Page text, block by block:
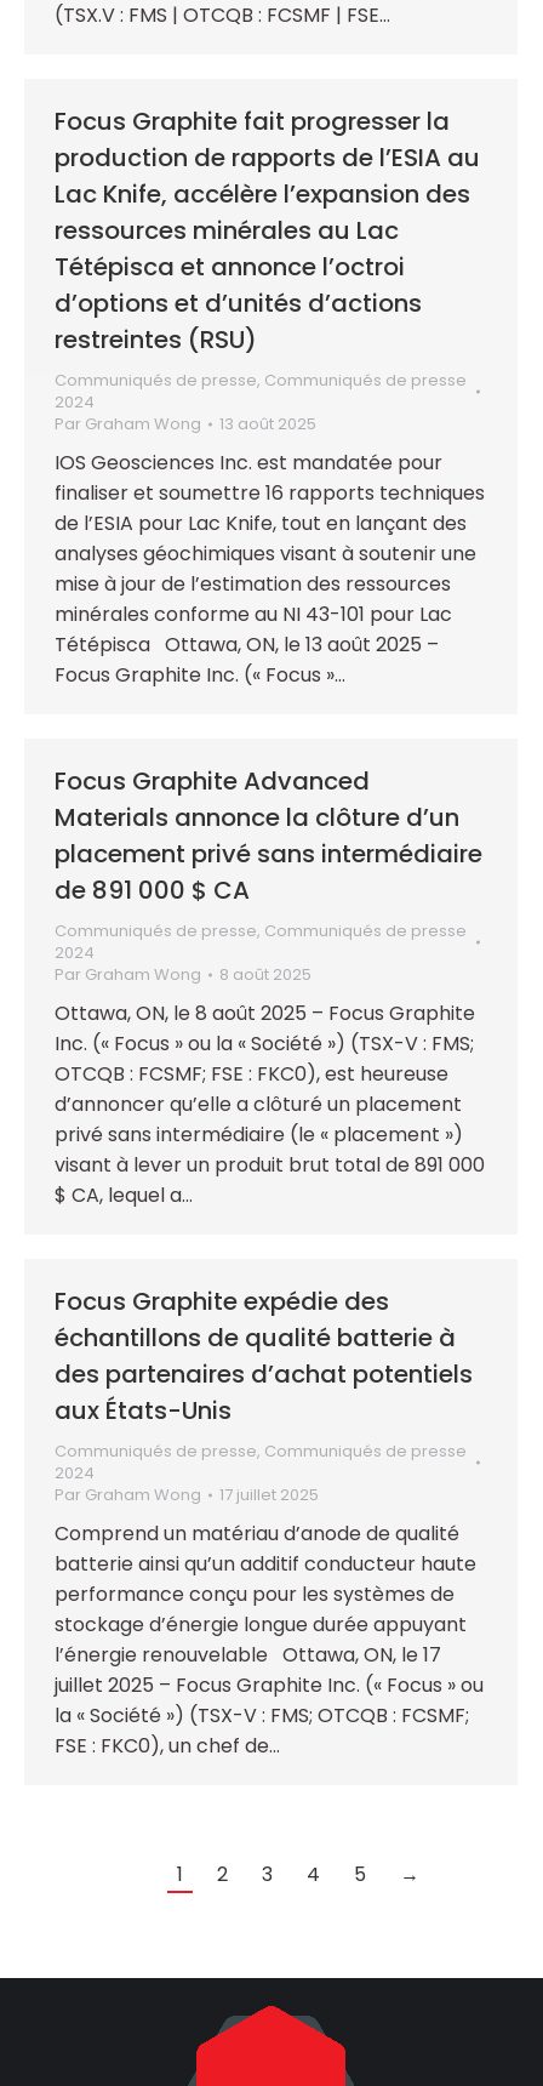
(TSX.V : FMS | OTCQB : FCSMF | FSE…
Focus Graphite fait progresser la
production de rapports de l’ESIA au
Lac Knife, accélère l’expansion des
ressources minérales au Lac
Tétépisca et annonce l’octroi
d’options et d’unités d’actions
restreintes (RSU)
Communiqués de presse, Communiqués de presse
2024
Par Graham Wong 13 août 2025
IOS Geosciences Inc. est mandatée pour
finaliser et soumettre 16 rapports techniques
de l’ESIA pour Lac Knife, tout en lançant des
analyses géochimiques visant à soutenir une
mise à jour de l’estimation des ressources
minérales conforme au NI 43-101 pour Lac
Tétépisca Ottawa, ON, le 13 août 2025 –
Focus Graphite Inc. (« Focus »…
Focus Graphite Advanced
Materials annonce la clôture d’un
placement privé sans intermédiaire
de 891 000 $ CA
Communiqués de presse, Communiqués de presse
2024
Par Graham Wong 8 août 2025
Ottawa, ON, le 8 août 2025 – Focus Graphite
Inc. (« Focus » ou la « Société ») (TSX-V : FMS;
OTCQB : FCSMF; FSE : FKC0), est heureuse
d’annoncer qu’elle a clôturé un placement
privé sans intermédiaire (le « placement »)
visant à lever un produit brut total de 891 000
$ CA, lequel a…
Focus Graphite expédie des
échantillons de qualité batterie à
des partenaires d’achat potentiels
aux États-Unis
Communiqués de presse, Communiqués de presse
2024
Par Graham Wong 17 juillet 2025
Comprend un matériau d’anode de qualité
batterie ainsi qu’un additif conducteur haute
performance conçu pour les systèmes de
stockage d’énergie longue durée appuyant
l’énergie renouvelable Ottawa, ON, le 17
juillet 2025 – Focus Graphite Inc. (« Focus » ou
la « Société ») (TSX-V : FMS; OTCQB : FCSMF;
FSE : FKC0), un chef de…
1 2 3 4 5 →